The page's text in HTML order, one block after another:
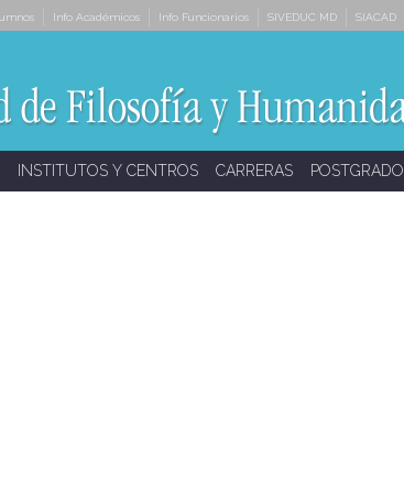
Info Académicos Info Funcionarios SIVEDUC MD SIACAD
INSTITUTOS Y CENTROS CARRERAS POSTGRADO